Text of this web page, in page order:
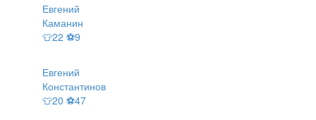
Евгений
Каманин
👕22 ⚽9
Евгений
Константинов
👕20 ⚽47